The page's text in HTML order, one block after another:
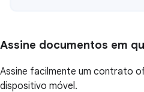
Assine documentos em
Assine facilmente um contrato
dispositivo móvel.